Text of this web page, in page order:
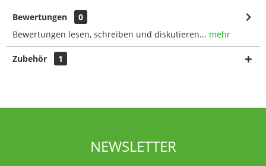
Bewertungen
0
Bewertungen lesen, schreiben und diskutieren... mehr
Zubehör 1
NEWSLETTER